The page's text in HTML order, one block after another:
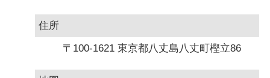
住所
〒100-1621 東京都八丈島八丈町樫立86